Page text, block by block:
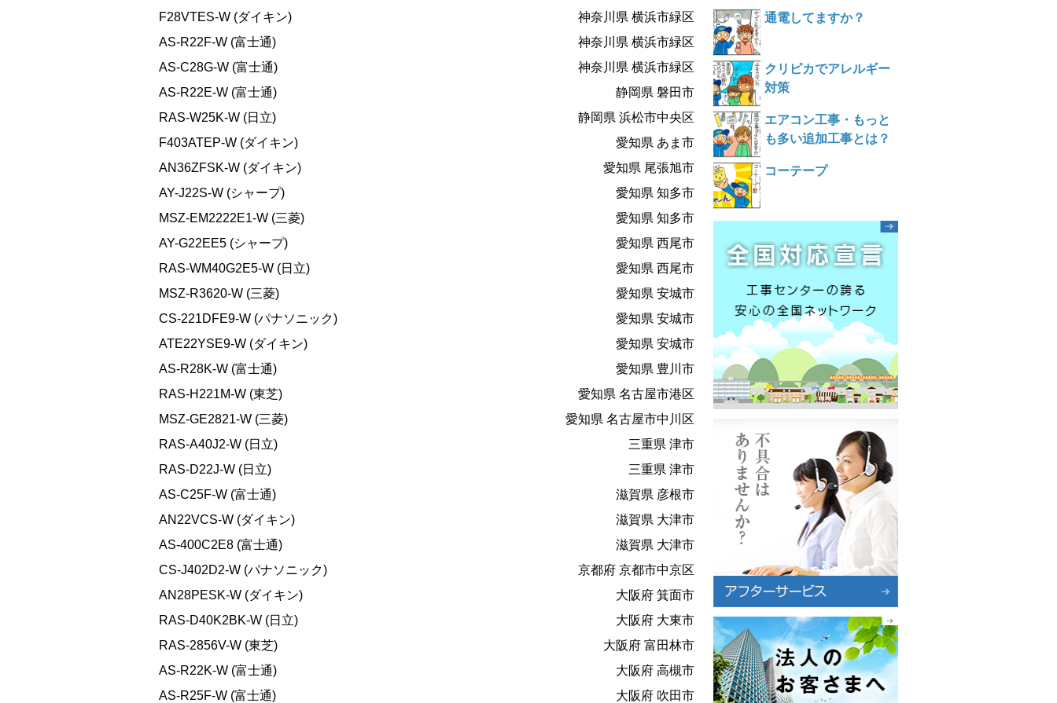
F28VTES-W (ダイキン)
神奈川県 横浜市緑区
AS-R22F-W (富士通)
神奈川県 横浜市緑区
AS-C28G-W (富士通)
神奈川県 横浜市緑区
AS-R22E-W (富士通)
静岡県 磐田市
RAS-W25K-W (日立)
静岡県 浜松市中央区
F403ATEP-W (ダイキン)
愛知県 あま市
AN36ZFSK-W (ダイキン)
愛知県 尾張旭市
AY-J22S-W (シャープ)
愛知県 知多市
MSZ-EM2222E1-W (三菱)
愛知県 知多市
AY-G22EE5 (シャープ)
愛知県 西尾市
RAS-WM40G2E5-W (日立)
愛知県 西尾市
MSZ-R3620-W (三菱)
愛知県 安城市
CS-221DFE9-W (パナソニック)
愛知県 安城市
ATE22YSE9-W (ダイキン)
愛知県 安城市
AS-R28K-W (富士通)
愛知県 豊川市
RAS-H221M-W (東芝)
愛知県 名古屋市港区
MSZ-GE2821-W (三菱)
愛知県 名古屋市中川区
RAS-A40J2-W (日立)
三重県 津市
RAS-D22J-W (日立)
三重県 津市
AS-C25F-W (富士通)
滋賀県 彦根市
AN22VCS-W (ダイキン)
滋賀県 大津市
AS-400C2E8 (富士通)
滋賀県 大津市
CS-J402D2-W (パナソニック)
京都府 京都市中京区
AN28PESK-W (ダイキン)
大阪府 箕面市
RAS-D40K2BK-W (日立)
大阪府 大東市
RAS-2856V-W (東芝)
大阪府 富田林市
AS-R22K-W (富士通)
大阪府 高槻市
AS-R25F-W (富士通)
大阪府 吹田市
通電してますか？
クリピカでアレルギー
対策
エアコン工事・もっと
も多い追加工事とは？
コーテープ